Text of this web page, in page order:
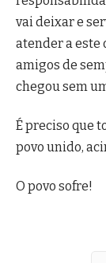
vai deixar e
atender a este
amigos de
chegou sem
É preciso que
povo unido,
O povo sofre!